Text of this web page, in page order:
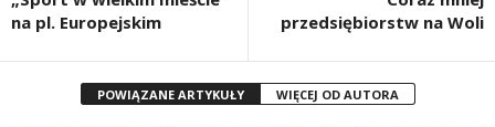
na pl. Europejskim
przedsiębiorstw na Woli
POWIĄZANE ARTYKUŁY WIĘCEJ OD AUTORA